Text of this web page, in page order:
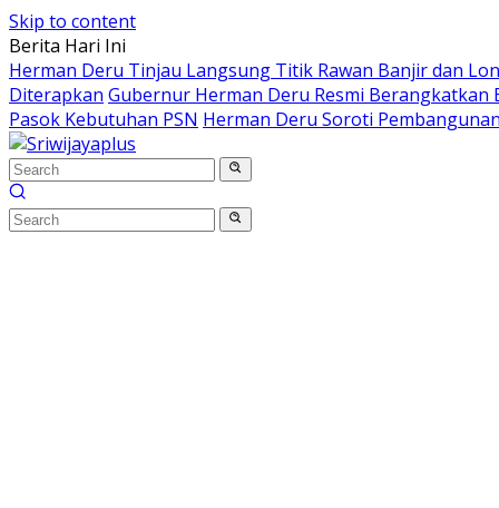
Skip to content
Berita Hari Ini
Herman Deru Tinjau Langsung Titik Rawan Banjir dan
Diterapkan Gubernur Herman Deru Resmi Berangkatkan
Pasok Kebutuhan PSN Herman Deru Soroti